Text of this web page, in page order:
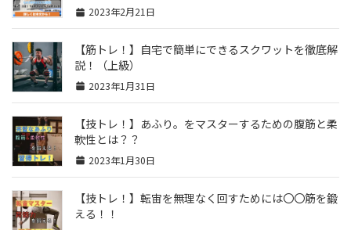
2023年2月21日
【筋トレ！】自宅で簡単にできるスクワットを徹底解
説！（上級）
2023年1月31日
【技トレ！】あふり。をマスターするための腹筋と柔
軟性とは？？
2023年1月30日
【技トレ！】転宙を無理なく回すためには〇〇筋を鍛
える！！